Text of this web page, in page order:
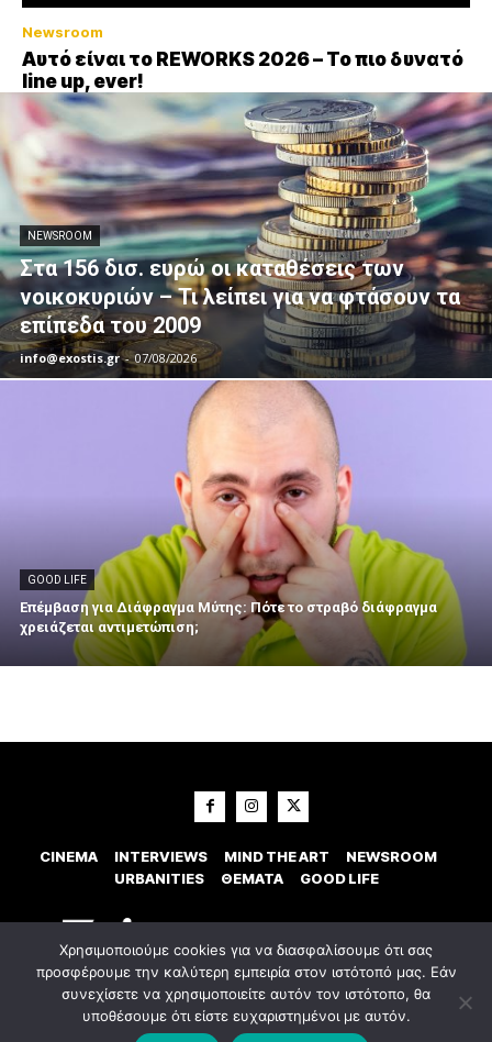
Newsroom
Αυτό είναι το REWORKS 2026 – Το πιο δυνατό
line up, ever!
NEWSROOM
Στα 156 δισ. ευρώ οι καταθέσεις των
νοικοκυριών – Τι λείπει για να φτάσουν τα
επίπεδα του 2009
info@exostis.gr - 07/08/2026
GOOD LIFE
Επέμβαση για Διάφραγμα Μύτης: Πότε το στραβό διάφραγμα
χρειάζεται αντιμετώπιση;
CINEMA INTERVIEWS MIND THE ART
NEWSROOM
URBANITIES
ΘΕΜΑΤΑ GOOD LIFE
© 2023 Εxostispress - All right reserved. Κατασκευή Ιστοσελίδας
digital agency
Χρησιμοποιούμε cookies για να διασφαλίσουμε ότι σας
προσφέρουμε την καλύτερη εμπειρία στον ιστότοπό μας. Εάν
συνεχίσετε να χρησιμοποιείτε αυτόν τον ιστότοπο, θα
υποθέσουμε ότι είστε ευχαριστημένοι με αυτόν.